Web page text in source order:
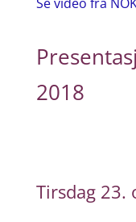
2018
Tirsdag 23.